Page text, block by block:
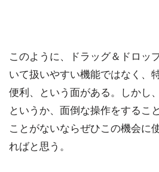
このように、ドラッグ＆ドロッ
いて扱いやすい機能ではなく、
便利、という面がある。しかし
というか、面倒な操作をするこ
ことがないならぜひこの機会に
ればと思う。